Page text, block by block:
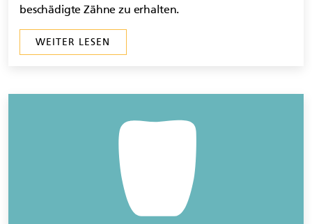
beschädigte Zähne zu erhalten.
WEITER LESEN